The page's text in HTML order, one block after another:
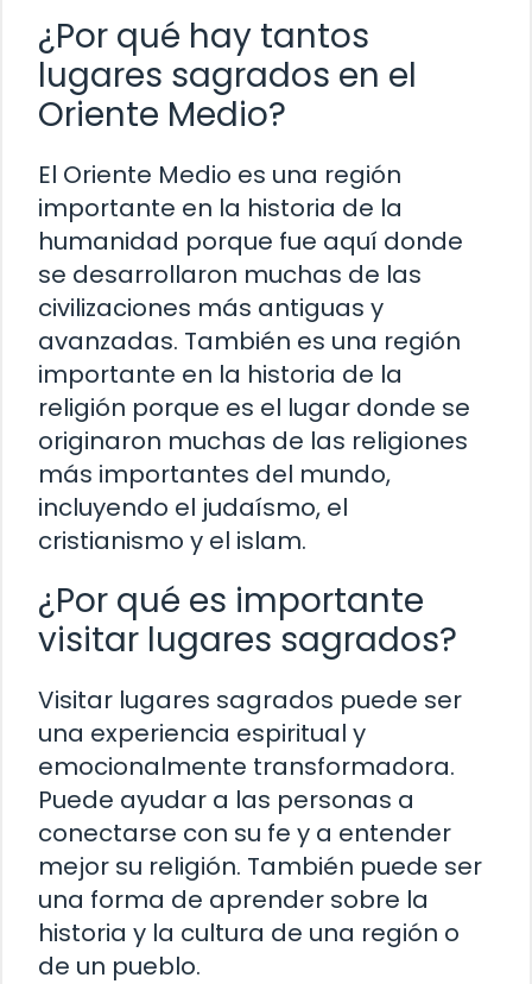
¿Por qué hay tantos
lugares sagrados en el
Oriente Medio?
El Oriente Medio es una región
importante en la historia de la
humanidad porque fue aquí donde
se desarrollaron muchas de las
civilizaciones más antiguas y
avanzadas. También es una región
importante en la historia de la
religión porque es el lugar donde se
originaron muchas de las religiones
más importantes del mundo,
incluyendo el judaísmo, el
cristianismo y el islam.
¿Por qué es importante
visitar lugares sagrados?
Visitar lugares sagrados puede ser
una experiencia espiritual y
emocionalmente transformadora.
Puede ayudar a las personas a
conectarse con su fe y a entender
mejor su religión. También puede ser
una forma de aprender sobre la
historia y la cultura de una región o
de un pueblo.